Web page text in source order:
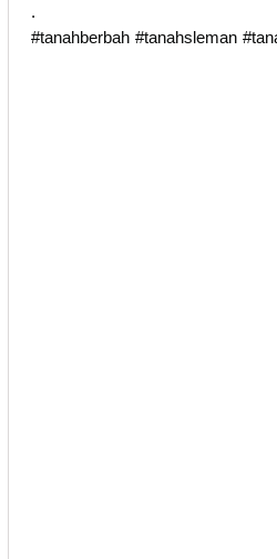
.
#tanahberbah #tanahsleman